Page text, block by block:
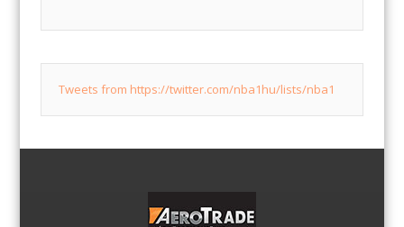
Tweets from https://twitter.com/nba1hu/lists/nba1